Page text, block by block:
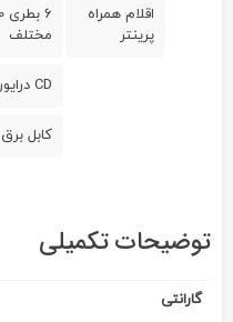
اقلام همراه
پرينتر
مختلف
CD درایور
کابل برق
توضیحات تکمیلی
گارانتی